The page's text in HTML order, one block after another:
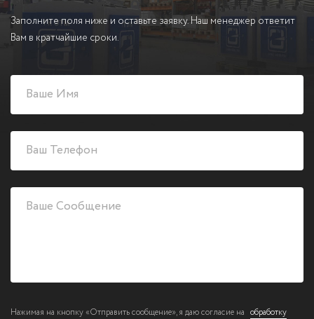
Заполните поля ниже и оставьте заявку. Наш менеджер ответит
Вам в кратчайшие сроки.
Нажимая на кнопку «Отправить сообщение», я даю согласие на обработку